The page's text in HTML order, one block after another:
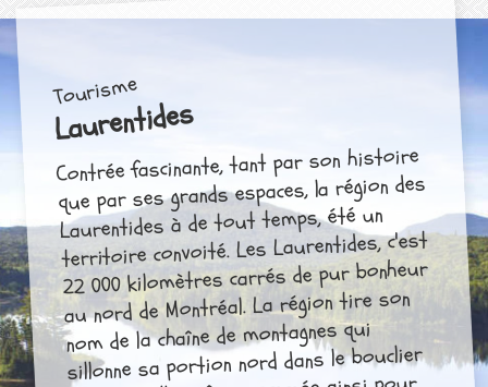
Tourisme
Laurentides
Contrée fascinante, tant par son histoire
que par ses grands espaces, la région des
Laurentides à de tout temps, été un
territoire convoité. Les Laurentides, c'est
22 000 kilomètres carrés de pur bonheur
au nord de Montréal. La région tire son
nom de la chaîne de montagnes qui
sillonne sa portion nord dans le bouclier